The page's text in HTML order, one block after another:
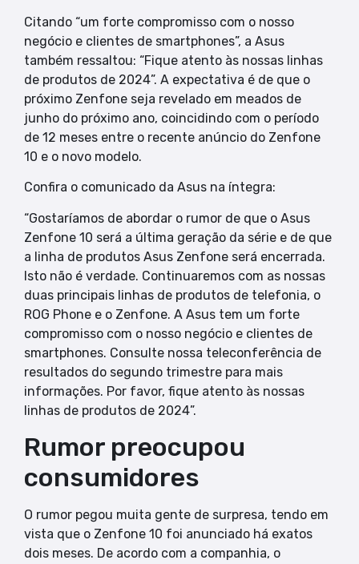
Citando “um forte compromisso com o nosso
negócio e clientes de smartphones”, a Asus
também ressaltou: “Fique atento às nossas linhas
de produtos de 2024”. A expectativa é de que o
próximo Zenfone seja revelado em meados de
junho do próximo ano, coincidindo com o período
de 12 meses entre o recente anúncio do Zenfone
10 e o novo modelo.
Confira o comunicado da Asus na íntegra:
“Gostaríamos de abordar o rumor de que o Asus
Zenfone 10 será a última geração da série e de que
a linha de produtos Asus Zenfone será encerrada.
Isto não é verdade. Continuaremos com as nossas
duas principais linhas de produtos de telefonia, o
ROG Phone e o Zenfone. A Asus tem um forte
compromisso com o nosso negócio e clientes de
smartphones. Consulte nossa teleconferência de
resultados do segundo trimestre para mais
informações. Por favor, fique atento às nossas
linhas de produtos de 2024”.
Rumor preocupou
consumidores
O rumor pegou muita gente de surpresa, tendo em
vista que o Zenfone 10 foi anunciado há exatos
dois meses. De acordo com a companhia, o